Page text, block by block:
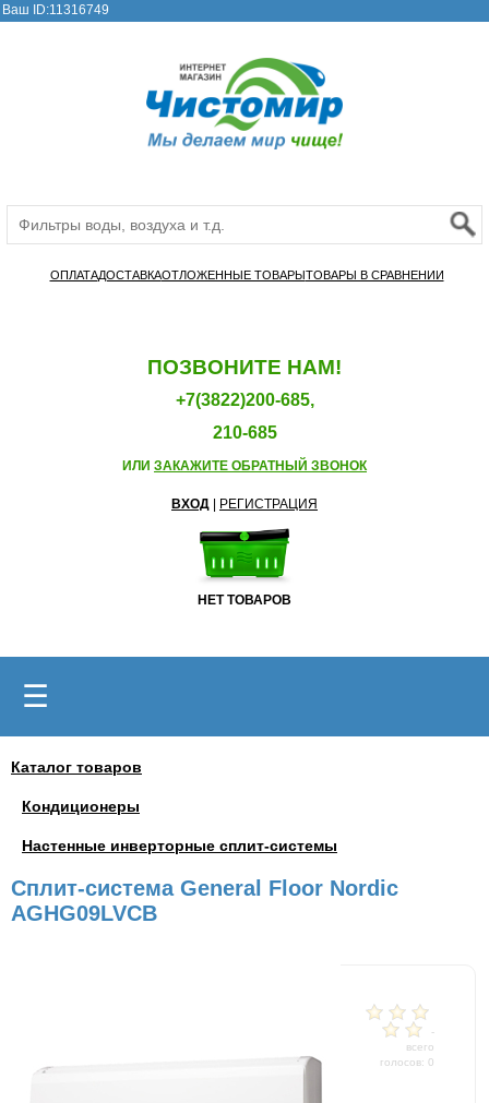
Ваш ID:11316749
ОПЛАТАДОСТАВКАОТЛОЖЕННЫЕ ТОВАРЫТОВАРЫ В СРАВНЕНИИ
ПОЗВОНИТЕ НАМ!
+7(3822)200-685,
210-685
ИЛИ ЗАКАЖИТЕ ОБРАТНЫЙ ЗВОНОК
ВХОД РЕГИСТРАЦИЯ
НЕТ ТОВАРОВ
☰
Каталог товаров
Кондиционеры
Настенные инверторные сплит-системы
Сплит-система General Floor Nordic
AGHG09LVCB
-
всего
голосов: 0